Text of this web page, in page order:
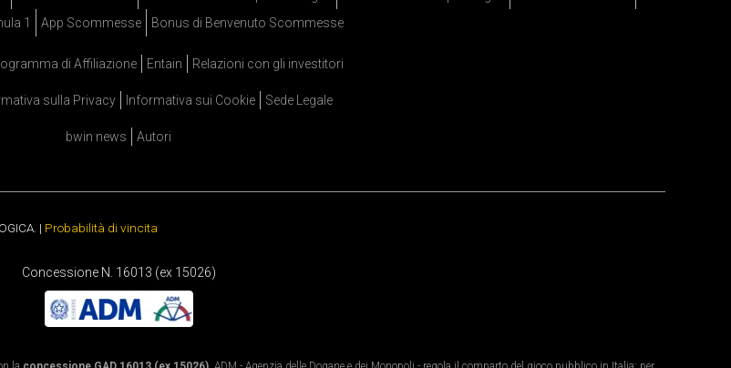
1
App Scommesse Bonus di Benvenuto Scommesse
di Affiliazione Entain Relazioni con gli investitori
sulla Privacy Informativa sui Cookie Sede Legale
bwin news Autori
| Probabilità di vincita
Concessione N. 16013 (ex 15026)